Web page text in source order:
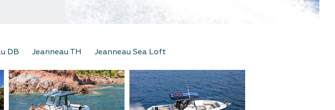
DB Jeanneau TH Jeanneau Sea Loft